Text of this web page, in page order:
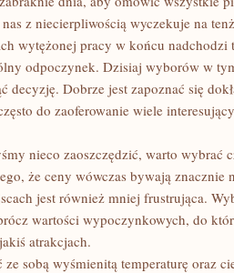
z niecierpliwością wyczekuje na
wytężonej pracy w końcu nadchodzi
odpoczynek. Dzisiaj wyborów w
Dobrze jest zapoznać się
do zaoferowanie wiele
nieco zaoszczędzić, warto wybrać
że ceny wówczas bywają znacznie
jest również mniej frustrująca.
wartości wypoczynkowych, do
atrakcjach.
sobą wyśmienitą temperaturę oraz